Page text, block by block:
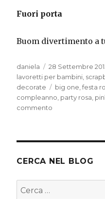
Fuori porta
Buom divertimento a
Autore
daniela
Pubblicato
il
28 Settembre
lavoretti per bambini
decorate
Tag
big one ,festa
compleanno party rosa
commento
CERCA NEL BLOG
Cerca: